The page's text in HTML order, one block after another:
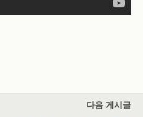
다음 게시글